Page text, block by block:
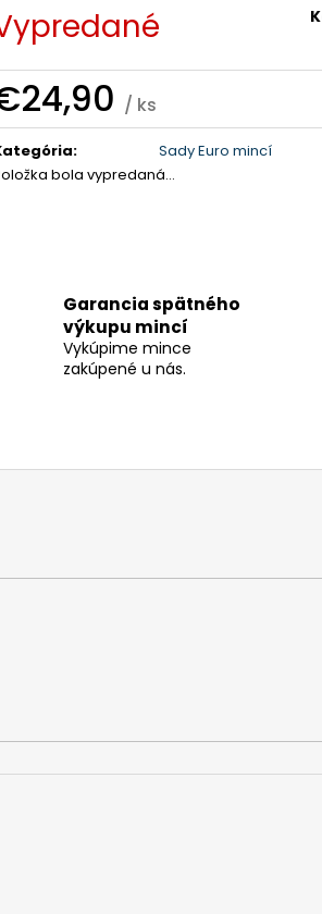
/ ks
:
Sady Euro mincí
bola vypredaná…
Garancia spätného
výkupu mincí
Vykúpime mince
zakúpené u nás.